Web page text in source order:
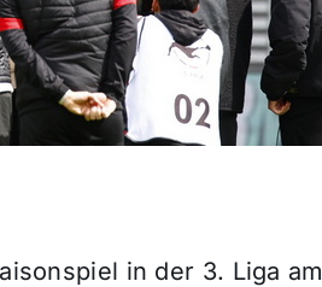
in der 3. Liga am